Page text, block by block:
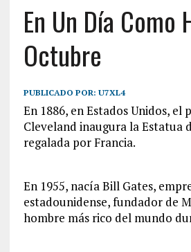
En Un Día Como
Octubre
PUBLICADO POR: U7XL4
En 1886, en Estados Unidos, el
Cleveland inaugura la Estatua
regalada por Francia.
En 1955, nacía Bill Gates,
estadounidense, fundador de
hombre más rico del mundo